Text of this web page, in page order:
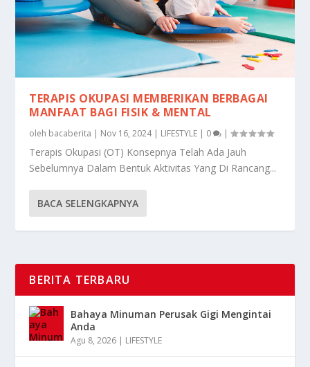
TERAPIS OKUPASI MEMBERIKAN BERBAGAI
MANFAAT BAGI FISIK & MENTAL
oleh bacaberita | Nov 16, 2024| LIFESTYLE | 0 |
Terapis Okupasi (OT) Konsepnya Telah Ada Jauh
Sebelumnya Dalam Bentuk Aktivitas Yang Di Rancang...
BACA SELENGKAPNYA
BERITA TERBARU
Bahaya Minuman Perusak Gigi Mengintai
Anda
Agu 8, 2026 | LIFESTYLE